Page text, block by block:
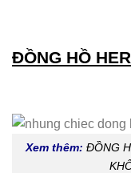
ĐỒNG HỒ
Xem thêm: ĐỒNG